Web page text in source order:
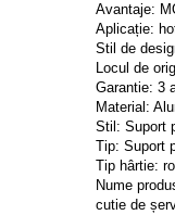
Avantaje:
Aplicație:
Stil de
Locul de
Garantie: 3
Material:
Stil: Suport
Tip: Suport
Tip hârtie:
Nume
cutie de